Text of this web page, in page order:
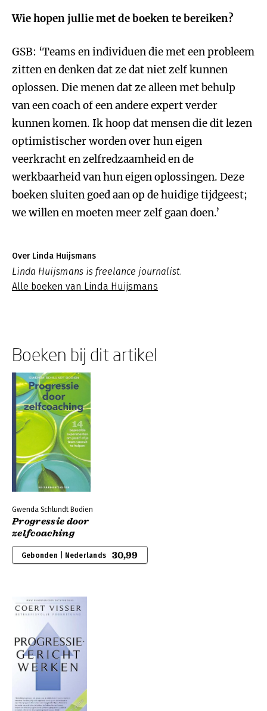
Wie hopen jullie met de boeken te bereiken?
GSB: ‘Teams en individuen die met een probleem
zitten en denken dat ze dat niet zelf kunnen
oplossen. Die menen dat ze alleen met behulp
van een coach of een andere expert verder
kunnen komen. Ik hoop dat mensen die dit lezen
optimistischer worden over hun eigen
veerkracht en zelfredzaamheid en de
werkbaarheid van hun eigen oplossingen. Deze
boeken sluiten goed aan op de huidige tijdgeest;
we willen en moeten meer zelf gaan doen.’
Over Linda Huijsmans
Linda Huijsmans is freelance journalist.
Alle boeken van Linda Huijsmans
Boeken bij dit artikel
Gwenda Schlundt Bodien
Progressie door
zelfcoaching
Gebonden | Nederlands 30,99